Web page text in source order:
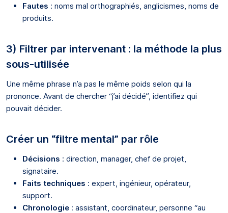
Fautes : noms mal orthographiés, anglicismes, noms de
produits.
3) Filtrer par intervenant : la méthode la plus
sous-utilisée
Une même phrase n’a pas le même poids selon qui la
prononce. Avant de chercher “j’ai décidé”, identifiez qui
pouvait décider.
Créer un “filtre mental” par rôle
Décisions : direction, manager, chef de projet,
signataire.
Faits techniques : expert, ingénieur, opérateur,
support.
Chronologie : assistant, coordinateur, personne “au